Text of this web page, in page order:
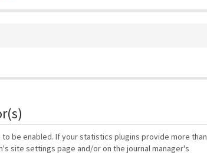
be enabled. If your statistics plugins provide more than
site settings page and/or on the journal manager's